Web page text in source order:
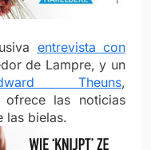
entrevista con
de Lampre, y un
Theuns,
ofrece las noticias
las bielas.